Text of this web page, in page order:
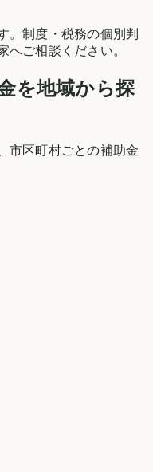
。制度・税務の個別判
へご相談ください。
を地域から探
市区町村ごとの補助金